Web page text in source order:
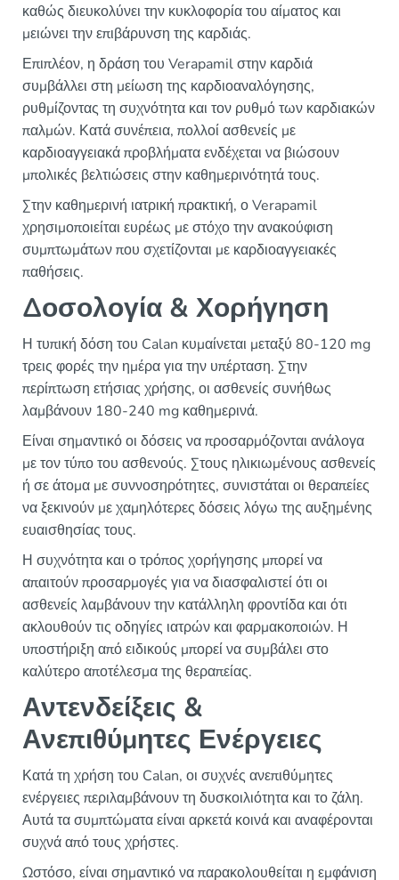
καθώς διευκολύνει την κυκλοφορία του αίματος και
μειώνει την επιβάρυνση της καρδιάς.
Επιπλέον, η δράση του Verapamil στην καρδιά
συμβάλλει στη μείωση της καρδιοαναλόγησης,
ρυθμίζοντας τη συχνότητα και τον ρυθμό των καρδιακών
παλμών. Κατά συνέπεια, πολλοί ασθενείς με
καρδιοαγγειακά προβλήματα ενδέχεται να βιώσουν
μπολικές βελτιώσεις στην καθημερινότητά τους.
Στην καθημερινή ιατρική πρακτική, ο Verapamil
χρησιμοποιείται ευρέως με στόχο την ανακούφιση
συμπτωμάτων που σχετίζονται με καρδιοαγγειακές
παθήσεις.
Δοσολογία & Χορήγηση
Η τυπική δόση του Calan κυμαίνεται μεταξύ 80-120 mg
τρεις φορές την ημέρα για την υπέρταση. Στην
περίπτωση ετήσιας χρήσης, οι ασθενείς συνήθως
λαμβάνουν 180-240 mg καθημερινά.
Είναι σημαντικό οι δόσεις να προσαρμόζονται ανάλογα
με τον τύπο του ασθενούς. Στους ηλικιωμένους ασθενείς
ή σε άτομα με συννοσηρότητες, συνιστάται οι θεραπείες
να ξεκινούν με χαμηλότερες δόσεις λόγω της αυξημένης
ευαισθησίας τους.
Η συχνότητα και ο τρόπος χορήγησης μπορεί να
απαιτούν προσαρμογές για να διασφαλιστεί ότι οι
ασθενείς λαμβάνουν την κατάλληλη φροντίδα και ότι
ακλουθούν τις οδηγίες ιατρών και φαρμακοποιών. Η
υποστήριξη από ειδικούς μπορεί να συμβάλει στο
καλύτερο αποτέλεσμα της θεραπείας.
Αντενδείξεις &
Ανεπιθύμητες Ενέργειες
Κατά τη χρήση του Calan, οι συχνές ανεπιθύμητες
ενέργειες περιλαμβάνουν τη δυσκοιλιότητα και το ζάλη.
Αυτά τα συμπτώματα είναι αρκετά κοινά και αναφέρονται
συχνά από τους χρήστες.
Ωστόσο, είναι σημαντικό να παρακολουθείται η εμφάνιση